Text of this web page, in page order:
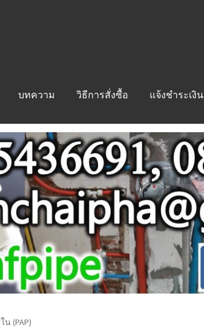
บทความ วิธีการสั่งซื้อ แจ้งชำระเงิน
น (PAP)